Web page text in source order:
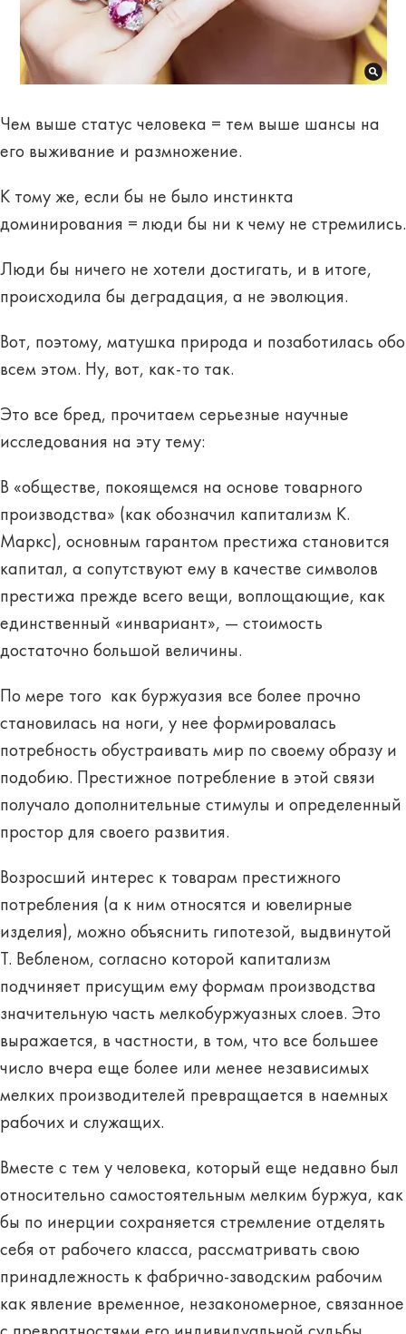
Чем выше статус человека = тем выше шансы на
его выживание и размножение.
К тому же, если бы не было инстинкта
доминирования = люди бы ни к чему не стремились.
Люди бы ничего не хотели достигать, и в итоге,
происходила бы деградация, а не эволюция.
Вот, поэтому, матушка природа и позаботилась обо
всем этом. Ну, вот, как-то так.
Это все бред, прочитаем серьезные научные
исследования на эту тему:
В «обществе, покоящемся на основе товарного
производства» (как обозначил капитализм К.
Маркс), основным гарантом престижа становится
капитал, а сопутствуют ему в качестве символов
престижа прежде всего вещи, воплощающие, как
единственный «инвариант», — стоимость
достаточно большой величины.
По мере того как буржуазия все более прочно
становилась на ноги, у нее формировалась
потребность обустраивать мир по своему образу и
подобию. Престижное потребление в этой связи
получало дополнительные стимулы и определенный
простор для своего развития.
Возросший интерес к товарам престижного
потребления (а к ним относятся и ювелирные
изделия), можно объяснить гипотезой, выдвинутой
Т. Вебленом, согласно которой капитализм
подчиняет присущим ему формам производства
значительную часть мелкобуржуазных слоев. Это
выражается, в частности, в том, что все большее
число вчера еще более или менее независимых
мелких производителей превращается в наемных
рабочих и служащих.
Вместе с тем у человека, который еще недавно был
относительно самостоятельным мелким буржуа, как
бы по инерции сохраняется стремление отделять
себя от рабочего класса, рассматривать свою
принадлежность к фабрично-заводским рабочим
как явление временное, незакономерное, связанное